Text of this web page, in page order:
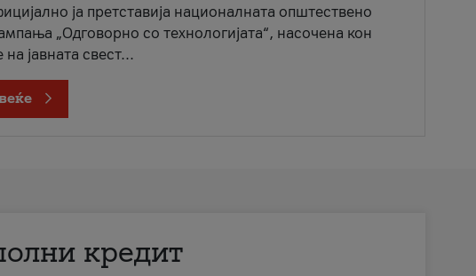
ја претставија националната општествено
„Одговорно со технологијата“, насочена кон
јавната свест...
кредит